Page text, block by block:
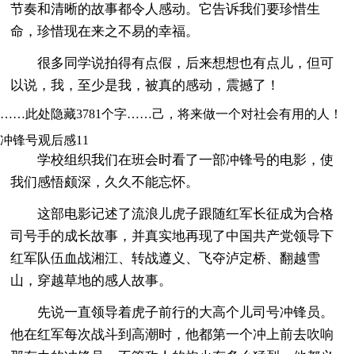
节奏和清晰的故事都令人感动。它告诉我们要珍惜生
命，珍惜现在来之不易的幸福。
很多同学说拍得有点假，后来想想也有点儿，但可
以说，我，至少是我，被真的感动，震撼了！
……此处隐藏3781个字……己，将来做一个对社会有用的人！
冲锋号观后感11
学校组织我们在班会时看了一部冲锋号的电影，使
我们感悟颇深，久久不能忘怀。
这部电影记述了流浪儿虎子跟随红军长征成为合格
司号手的成长故事，并真实地再现了中国共产党领导下
红军队伍血战湘江、转战遵义、飞夺泸定桥、翻越雪
山，穿越草地的感人故事。
先说一直领导着虎子前行的大高个儿司号冲锋员。
他在红军每次战斗到高潮时，他都第一个冲上前去吹响